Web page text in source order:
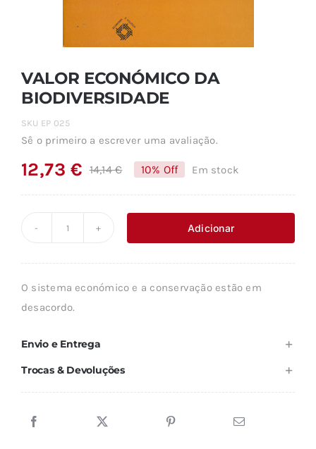
VALOR ECONÓMICO DA
BIODIVERSIDADE
SKU EP 025
Sê o primeiro a escrever uma avaliação.
14,14€O
original
era:
12,73€
O
é:
10% Off Em stock
Adicionar
O sistema económico e a conservação estão em
desacordo.
Envio e Entrega
Trocas & Devoluções